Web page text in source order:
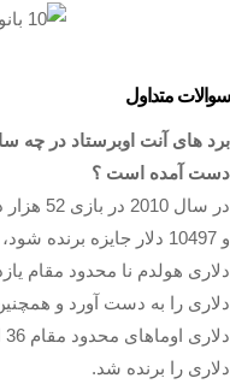
سوالات متداول
برد های آنت اوبرستاد در چه
دست آمده است ؟
دلاری را برنده شد.